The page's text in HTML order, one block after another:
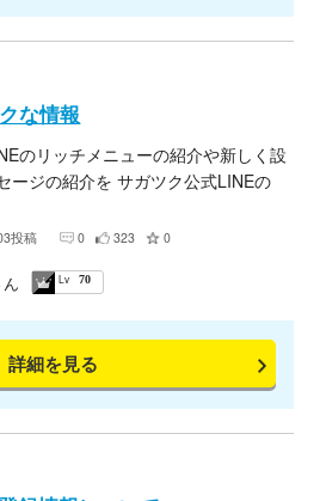
な情報
のリッチメニューの紹介や新しく設
ージの紹介を サガツク公式LINEの
情報」をブログにてまとめましたの
認くださいませ。
投稿 0 323 0
詳細を見る
Lv 70